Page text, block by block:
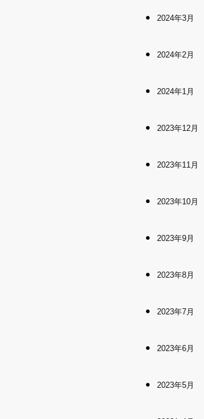
2024年3月
2024年2月
2024年1月
2023年12月
2023年11月
2023年10月
2023年9月
2023年8月
2023年7月
2023年6月
2023年5月